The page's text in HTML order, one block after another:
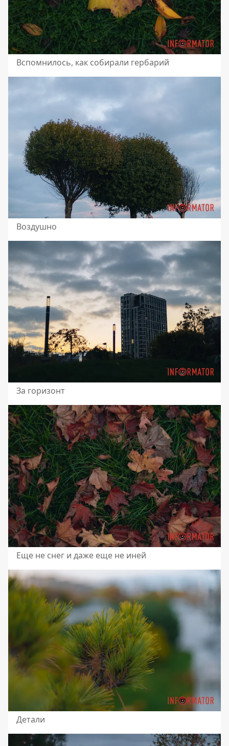
Вспомнилось, как собирали гербарий
Воздушно
За горизонт
Еще не снег и даже еще не иней
Детали